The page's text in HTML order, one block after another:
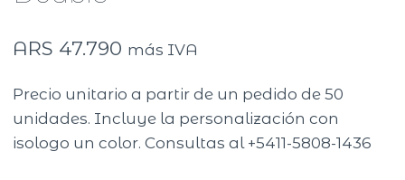
ARS 47.790 más IVA
Precio unitario a partir de un pedido de 50
unidades. Incluye la personalización con
isologo un color. Consultas al +5411-5808-1436